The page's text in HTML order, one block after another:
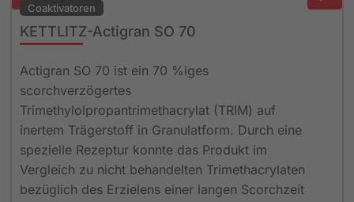
Coaktivatoren
KETTLITZ-Actigran SO 70
Actigran SO 70 ist ein 70 %iges
scorchverzögertes
Trimethylolpropantrimethacrylat (TRIM) auf
inertem Trägerstoff in Granulatform. Durch eine
spezielle Rezeptur konnte das Produkt im
Vergleich zu nicht behandelten Trimethacrylaten
bezüglich des Erzielens einer langen Scorchzeit